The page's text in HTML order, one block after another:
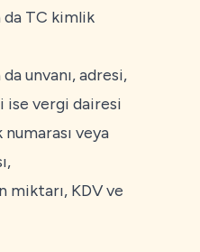
da TC kimlik
unvanı, adresi,
ise vergi dairesi
veya
miktarı, KDV ve